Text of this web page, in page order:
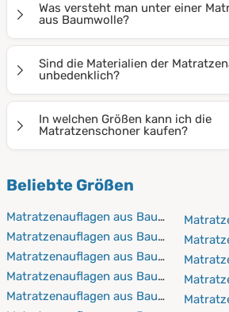
Was versteht man unter einer
aus Baumwolle?
Oberfläche Ihrer Matratze. Sie
gelegt und mithilfe von vier
befestigt. Dadurch gelangen keine
Flüssigkeiten auf Ihre
Sind die Materialien der
unbedenklich?
verwendeten Materialen sind frei
und Öko-Tex zertifiziert. Es werden
allergikerfreundlich sind.
In welchen Größen kann ich die
Matratzenschoner kaufen?
möglichen Größen vorhanden. Diese
Wasserbetten geeignet. Wir
Maßanfertigungen vor.
Beliebte Größen
Matratzenauflagen aus Baumwolle
Matratzenauflagen aus Baumwolle
Matratzenauflagen aus Baumwolle
Matratzenauflagen aus Baumwolle
Matratzenauflagen aus Baumwolle